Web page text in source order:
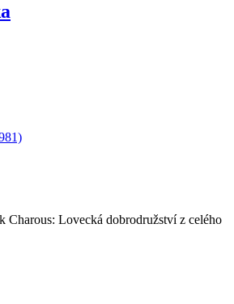
Charous: Lovecká dobrodružství z celého